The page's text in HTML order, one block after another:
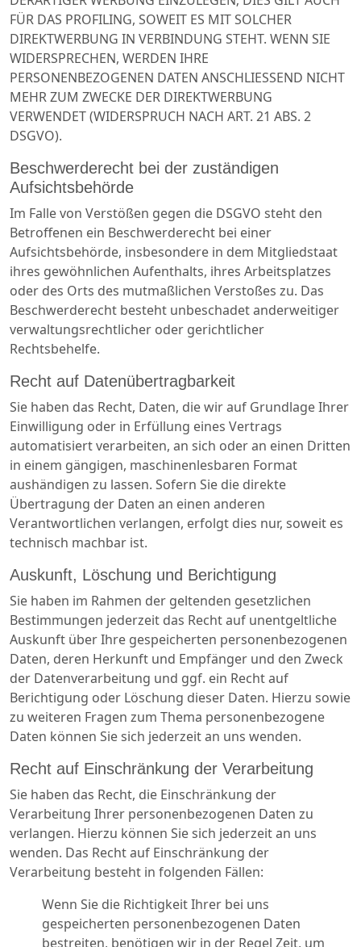
FÜR DAS PROFILING, SOWEIT ES MIT SOLCHER
DIREKTWERBUNG IN VERBINDUNG STEHT. WENN SIE
WIDERSPRECHEN, WERDEN IHRE
PERSONENBEZOGENEN DATEN ANSCHLIESSEND NICHT
MEHR ZUM ZWECKE DER DIREKTWERBUNG
VERWENDET (WIDERSPRUCH NACH ART. 21 ABS. 2
DSGVO).
Beschwerderecht bei der zuständigen
Aufsichtsbehörde
Im Falle von Verstößen gegen die DSGVO steht den
Betroffenen ein Beschwerderecht bei einer
Aufsichtsbehörde, insbesondere in dem Mitgliedstaat
ihres gewöhnlichen Aufenthalts, ihres Arbeitsplatzes
oder des Orts des mutmaßlichen Verstoßes zu. Das
Beschwerderecht besteht unbeschadet anderweitiger
verwaltungsrechtlicher oder gerichtlicher
Rechtsbehelfe.
Recht auf Datenübertragbarkeit
Sie haben das Recht, Daten, die wir auf Grundlage Ihrer
Einwilligung oder in Erfüllung eines Vertrags
automatisiert verarbeiten, an sich oder an einen Dritten
in einem gängigen, maschinenlesbaren Format
aushändigen zu lassen. Sofern Sie die direkte
Übertragung der Daten an einen anderen
Verantwortlichen verlangen, erfolgt dies nur, soweit es
technisch machbar ist.
Auskunft, Löschung und Berichtigung
Sie haben im Rahmen der geltenden gesetzlichen
Bestimmungen jederzeit das Recht auf unentgeltliche
Auskunft über Ihre gespeicherten personenbezogenen
Daten, deren Herkunft und Empfänger und den Zweck
der Datenverarbeitung und ggf. ein Recht auf
Berichtigung oder Löschung dieser Daten. Hierzu sowie
zu weiteren Fragen zum Thema personenbezogene
Daten können Sie sich jederzeit an uns wenden.
Recht auf Einschränkung der Verarbeitung
Sie haben das Recht, die Einschränkung der
Verarbeitung Ihrer personenbezogenen Daten zu
verlangen. Hierzu können Sie sich jederzeit an uns
wenden. Das Recht auf Einschränkung der
Verarbeitung besteht in folgenden Fällen:
Wenn Sie die Richtigkeit Ihrer bei uns
gespeicherten personenbezogenen Daten
bestreiten, benötigen wir in der Regel Zeit, um